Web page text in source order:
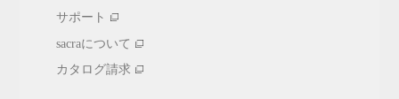
サポート
sacraについて
カタログ請求